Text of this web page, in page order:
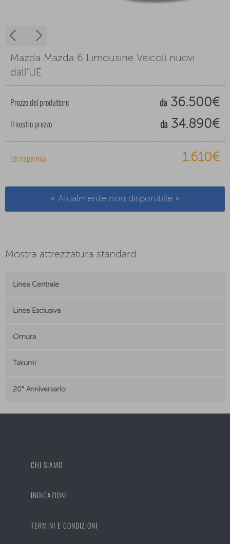
Mazda Mazda 6 Limousine Veicoli nuovi
dall'UE
Prezzo del produttore da 36.500€
Il nostro prezzo da 34.890€
Lei risparmia 1.610€
« Atualmente non disponibile »
Mostra attrezzatura standard
Linea Centrale
Linea Esclusiva
Omura
Takumi
20° Anniversario
CHI SIAMO
INDICAZIONI
TERMINI E CONDIZIONI